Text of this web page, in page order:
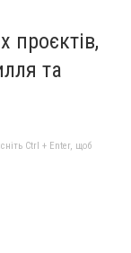
та
Ctrl + Enter, щоб